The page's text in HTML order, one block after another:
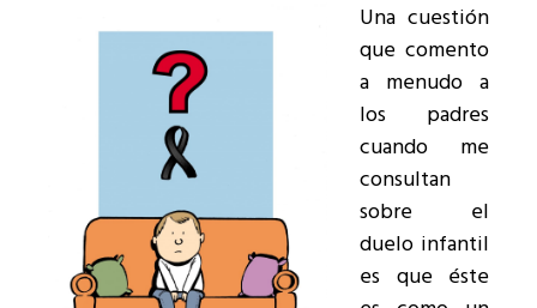
Una cuestión
que comento
a menudo a
los padres
cuando me
consultan
sobre el
duelo infantil
es que éste